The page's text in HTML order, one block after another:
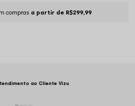
compras a partir de R$299,99
ao Cliente Vizu